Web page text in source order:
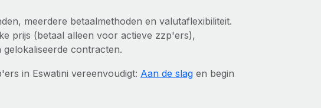
meerdere betaalmethoden en valutaflexibiliteit.
prijs (betaal alleen voor actieve zzp'ers),
contracten.
in Eswatini vereenvoudigt: Aan de slagen begin